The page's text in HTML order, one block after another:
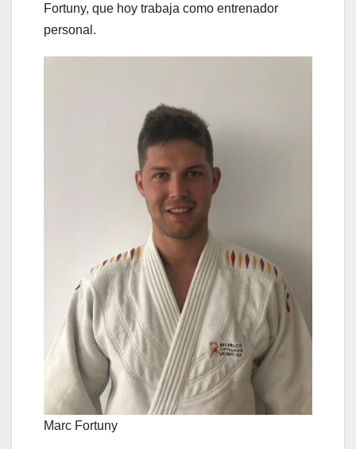
Fortuny, que hoy trabaja como entrenador
personal.
Marc Fortuny